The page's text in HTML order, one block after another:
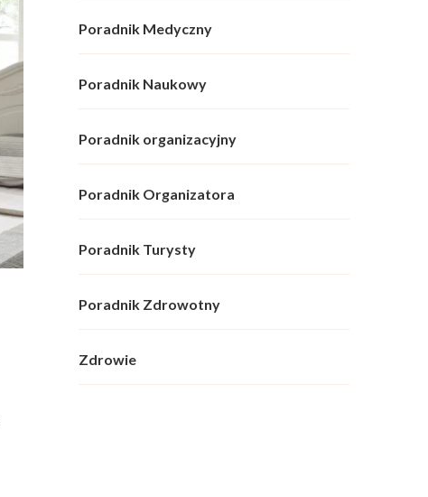
Poradnik Medyczny
Poradnik Naukowy
Poradnik organizacyjny
Poradnik Organizatora
Poradnik Turysty
Poradnik Zdrowotny
Zdrowie